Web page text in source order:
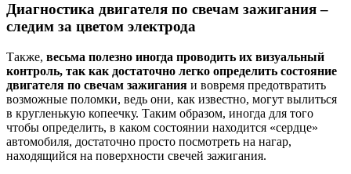
Диагностика двигателя по свечам зажигания –
следим за цветом электрода
Также, весьма полезно иногда проводить их визуальный
контроль, так как достаточно легко определить состояние
двигателя по свечам зажигания и вовремя предотвратить
возможные поломки, ведь они, как известно, могут вылиться
в кругленькую копеечку. Таким образом, иногда для того
чтобы определить, в каком состоянии находится «сердце»
автомобиля, достаточно просто посмотреть на нагар,
находящийся на поверхности свечей зажигания.